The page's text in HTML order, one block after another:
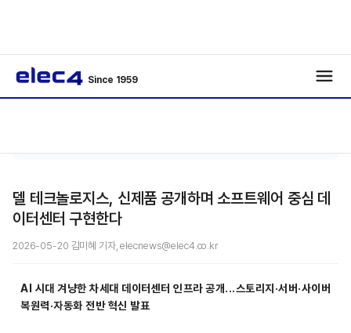
Since 1959
델 테크놀로지스, 신제품 공개하며 소프트웨어 중심 데
이터센터 구현한다
2026-05-20 김미혜 기자, elecnews@elec4.co.kr
AI 시대 겨냥한 차세대 데이터센터 인프라 공개...스토리지·서버·사이버
복원력·자동화 전반 혁신 발표